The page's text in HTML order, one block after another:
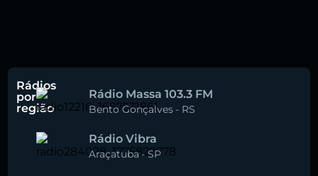
Rádios
por
região
Rádio Massa 103.3 FM
Bento Gonçalves - RS
Rádio Vibra
Araçatuba-SP